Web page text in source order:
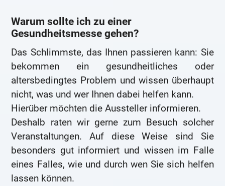
Warum sollte ich zu einer
Gesundheitsmesse gehen?
Das Schlimmste, das Ihnen passieren kann: Sie
bekommen ein gesundheitliches oder
altersbedingtes Problem und wissen überhaupt
nicht, was und wer Ihnen dabei helfen kann.
Hierüber möchten die Aussteller informieren.
Deshalb raten wir gerne zum Besuch solcher
Veranstaltungen. Auf diese Weise sind Sie
besonders gut informiert und wissen im Falle
eines Falles, wie und durch wen Sie sich helfen
lassen können.